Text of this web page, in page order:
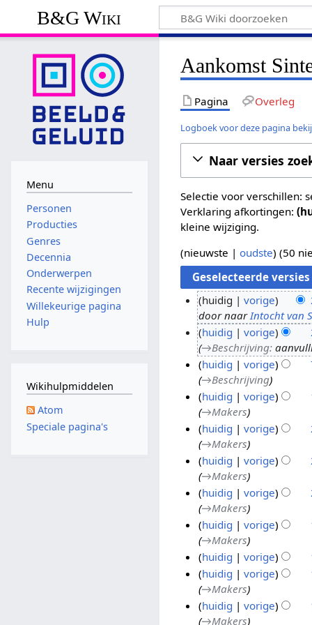
B&G Wiki
Aankomst
Pagina Overleg
Logboek voor deze pagina
Naar versies
Selectie voor verschillen:
Verklaring afkortingen:
kleine wijziging.
(nieuwste |oudste) (50
0
u
2
1
huidig vorige
door naarIntocht van
huidig
vorige
→Beschrijving:
d
c
0
3
huidig vorige
→Beschrijving
2
2
1
huidig vorige
→Makers
8
o
2
1
1
huidig vorige
→Makers
4
o
2
0
1
huidig vorige
→Makers
huidig
vorige
→Makers
2
o
huidig vorige
→Makers
huidig
vorige
G
e
e
n
huidig vorige
→Makers
huidig
vorige
→Makers
Menu
Personen
Producties
Genres
Decennia
Onderwerpen
Recente wijzigingen
Willekeurige pagina
Hulp
Wikihulpmiddelen
Atom
Speciale pagina's